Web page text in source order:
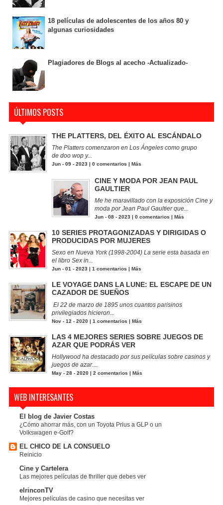
18 películas de adolescentes de los años 80 y
algunas curiosidades
Plagiadores de Blogs al acecho -Actualizado-
ÚLTIMOS POSTS
THE PLATTERS, DEL ÉXITO AL ESCÁNDALO
The Platters comenzaron en Los Ángeles como grupo
de doo wop y...
Jun - 09 - 2023 | 0 comentarios | Más
CINE Y MODA POR JEAN PAUL
GAULTIER
Me he maravillado con la exposición Cine y
moda por Jean Paul Gaultier que...
Jun - 08 - 2023 | 0 comentarios | Más
10 SERIES PROTAGONIZADAS Y DIRIGIDAS O
PRODUCIDAS POR MUJERES
Sexo en Nueva York (1998-2004) La serie esta basada en
el libro Sex in...
Jun - 01 - 2023 | 1 comentarios Más
LE VOYAGE DANS LA LUNE: EL ESCAPE DE UN
CAZADOR DE SUEÑOS
El 22 de marzo de 1895 unos cuantos parisinos
privilegiados hicieron...
Nov - 12 - 2020 | 1 comentarios | Más
LAS 4 MEJORES SERIES SOBRE JUEGOS DE
AZAR QUE PODRÁS VER
Hollywood ha destacado por sus películas sobre casinos y
juegos de azar....
May - 28 - 2020 | 2 comentarios | Más
WEB INTERESANTES
El blog de Javier Costas
¿Cómo ahorrar más, con un Toyota Prius a GLP o un
Volkswagen e-Golf?
EL CHICO DE LA CONSUELO
Reinicio
Cine y Cartelera
Las mejores películas de thriller que debes ver
elrinconTV
Mejores películas de casino que necesitas ver